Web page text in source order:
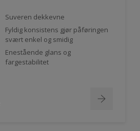
Suveren dekkevne
Fyldig konsistens gjør påføringen
svært enkel og smidig
Enestående glans og
fargestabilitet